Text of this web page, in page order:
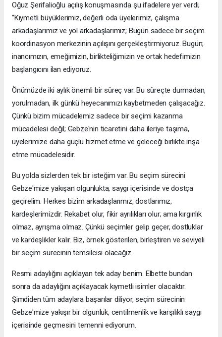
Oğuz Şerifalioğlu açılış konuşmasında şu ifadelere yer verdi;
“Kıymetli büyüklerimiz, değerli oda üyelerimiz, çalışma
arkadaşlarımız ve yol arkadaşlarımız; Bugün sadece bir seçim
koordinasyon merkezinin açılışını gerçekleştirmiyoruz. Bugün;
inancımızın, emeğimizin, birlikteliğimizin ve ortak hedefimizin
başlangıcını ilan ediyoruz.
Önümüzde iki aylık önemli bir süreç var. Bu süreçte durmadan,
yorulmadan, ilk günkü heyecanımızı kaybetmeden çalışacağız.
Çünkü bizim mücadelemiz sadece bir seçimi kazanma
mücadelesi değil; Gebze'nin ticaretini daha ileriye taşıma,
üyelerimize daha güçlü hizmet etme ve geleceği birlikte inşa
etme mücadelesidir.
Bu yolda sizlerden tek bir isteğim var. Bu seçim sürecini
Gebze'mize yakışan olgunlukta, saygı içerisinde ve dostça
geçirelim. Herkes bizim arkadaşlarımız, dostlarımız,
kardeşlerimizdir. Rekabet olur, fikir ayrılıkları olur; ama kırgınlık
olmaz, ayrışma olmaz. Çünkü seçimler gelip geçer, dostluklar
ve kardeşlikler kalır. Biz, örnek gösterilen, birleştiren ve seviyeli
bir seçim sürecinin temsilcisi olacağız.
Resmi adaylığını açıklayan tek aday benim. Elbette bundan
sonra da adaylığını açıklayacak kıymetli isimler olacaktır.
Şimdiden tüm adaylara başarılar diliyor, seçim sürecinin
Gebze'mize yakışır bir olgunluk, centilmenlik ve karşılıklı saygı
içerisinde geçmesini temenni ediyorum.